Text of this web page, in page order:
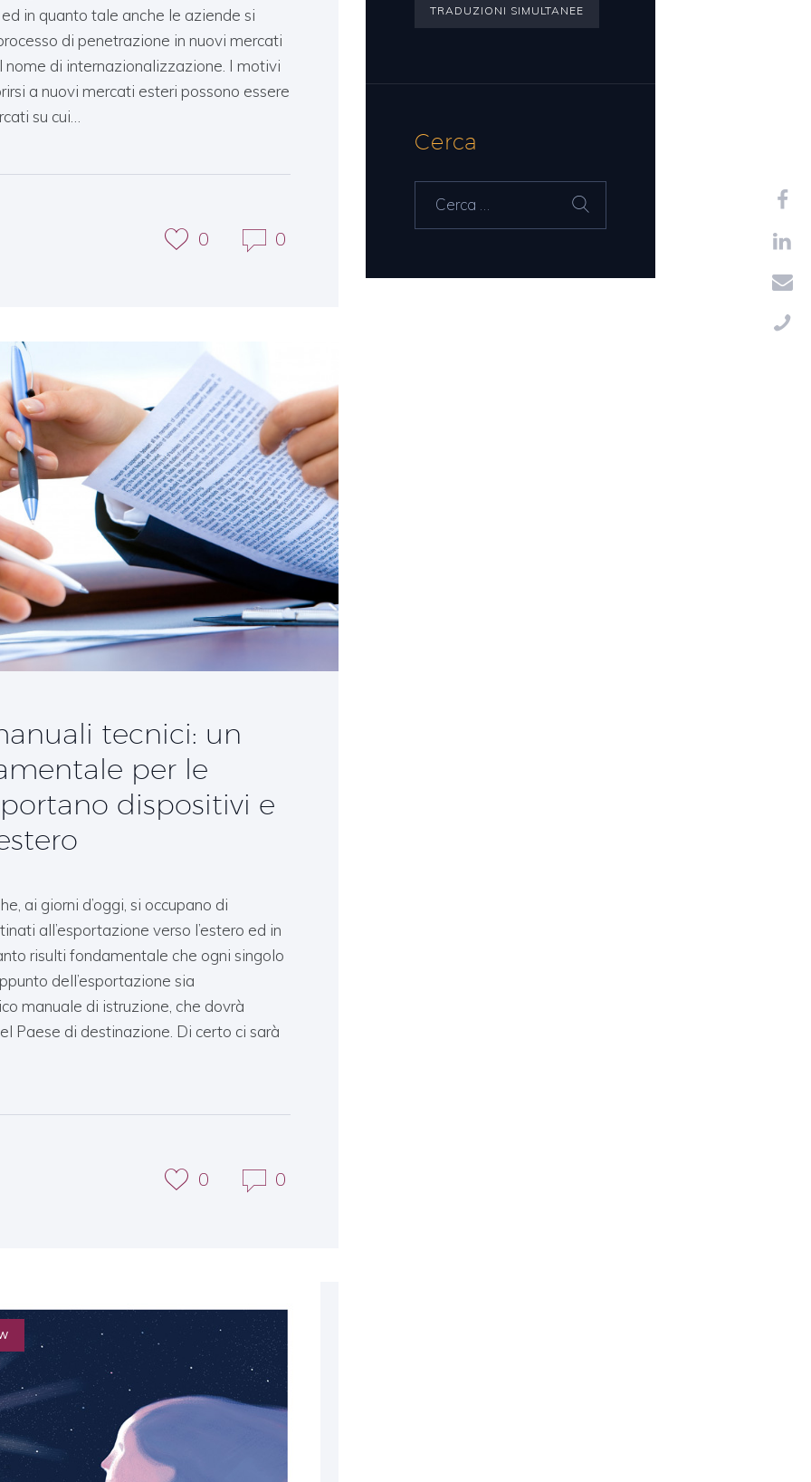
in quanto tale anche le aziende si
di penetrazione in nuovi mercati
nome di internazionalizzazione. I motivi
a nuovi mercati esteri possono essere
su cui…
0 0
tecnici: un
per le
dispositivi e
ai giorni d’oggi, si occupano di
all’esportazione verso l’estero ed in
risulti fondamentale che ogni singolo
dell’esportazione sia
manuale di istruzione, che dovrà
Paese di destinazione. Di certo ci sarà
0 0
TRADUZIONI SIMULTANEE
Cerca